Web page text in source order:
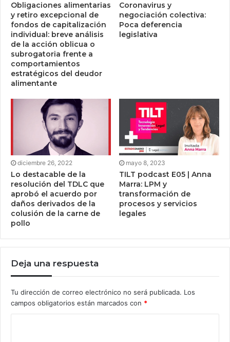
Obligaciones alimentarias
y retiro excepcional de
fondos de capitalización
individual: breve análisis
de la acción oblicua o
subrogatoria frente a
comportamientos
estratégicos del deudor
alimentante
Coronavirus y
negociación colectiva:
Poca deferencia
legislativa
diciembre 26, 2022
Lo destacable de la
resolución del TDLC que
aprobó el acuerdo por
daños derivados de la
colusión de la carne de
pollo
mayo 8, 2023
TILT podcast E05 | Anna
Marra: LPM y
transformación de
procesos y servicios
legales
Deja una respuesta
Tu dirección de correo electrónico no será publicada. Los
campos obligatorios están marcados con *